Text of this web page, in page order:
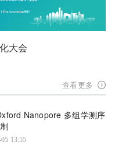
大会
查看更多
Nanopore 多组学测序
13:55